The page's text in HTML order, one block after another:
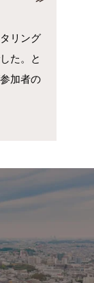
リング
た。と
加者の